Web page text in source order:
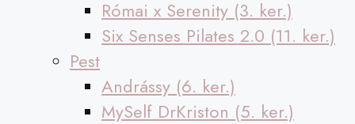
Római x Serenity (3. ker.)
Six Senses Pilates 2.0 (11. ker.)
Pest
Andrássy (6. ker.)
MySelf DrKriston (5. ker.)